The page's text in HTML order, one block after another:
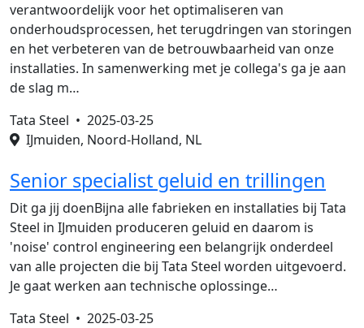
verantwoordelijk voor het optimaliseren van
onderhoudsprocessen, het terugdringen van storingen
en het verbeteren van de betrouwbaarheid van onze
installaties. In samenwerking met je collega's ga je aan
de slag m…
Tata Steel • 2025-03-25
IJmuiden, Noord-Holland, NL
Senior specialist geluid en trillingen
Dit ga jij doenBijna alle fabrieken en installaties bij Tata
Steel in IJmuiden produceren geluid en daarom is
'noise' control engineering een belangrijk onderdeel
van alle projecten die bij Tata Steel worden uitgevoerd.
Je gaat werken aan technische oplossinge…
Tata Steel • 2025-03-25